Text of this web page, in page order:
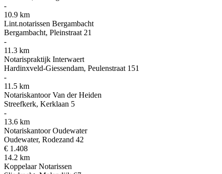
-
10.9 km
Lint.notarissen Bergambacht
Bergambacht, Pleinstraat 21
-
11.3 km
Notarispraktijk Interwaert
Hardinxveld-Giessendam, Peulenstraat 151
-
11.5 km
Notariskantoor Van der Heiden
Streefkerk, Kerklaan 5
-
13.6 km
Notariskantoor Oudewater
Oudewater, Rodezand 42
€ 1.408
14.2 km
Koppelaar Notarissen